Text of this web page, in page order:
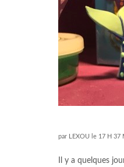
par LEXOU le 17 H 37
Il y a quelques